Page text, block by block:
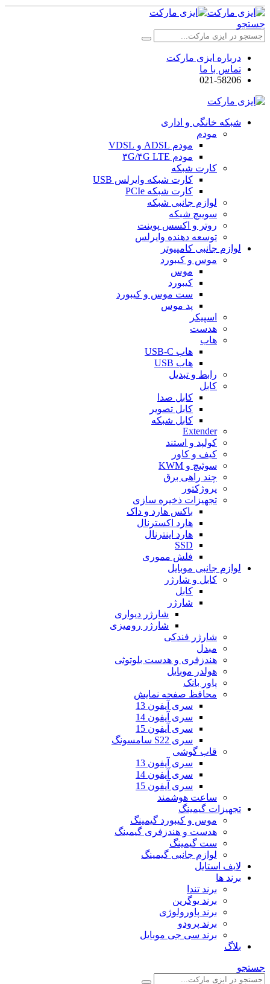
جستجو
درباره ایزی مارکت
تماس با ما
021-58206
شبکه خانگی و اداری
مودم
مودم ADSL و VDSL
مودم ۳G/۴G LTE
کارت شبکه
کارت شبکه وایرلس USB
کارت شبکه PCIe
لوازم جانبی شبکه
سوییچ شبکه
روتر و اکسس پوینت
توسعه دهنده وایرلس
لوازم جانبی کامپیوتر
موس و کیبورد
موس
کیبورد
ست موس و کیبورد
پد موس
اسپیکر
هدست
هاب
هاب USB-C
هاب USB
رابط و تبدیل
کابل
کابل صدا
کابل تصویر
کابل شبکه
Extender
کولپد و استند
کیف و کاور
سوئیچ و KWM
چند راهی برق
پروژکتور
تجهیزات ذخیره سازی
باکس هارد و داک
هارد اکسترنال
هارد اینترنال
SSD
فلش مموری
لوازم جانبی موبایل
کابل و شارژر
کابل
شارژر
شارژر دیواری
شارژر رومیزی
شارژر فندکی
مبدل
هندزفری و هدست بلوتوثی
هولدر موبایل
پاور بانک
محافظ صفحه نمایش
سری آیفون 13
سری آیفون 14
سری آیفون 15
سری S22 سامسونگ
قاب گوشی
سری آیفون 13
سری آیفون 14
سری آیفون 15
ساعت هوشمند
تجهیزات گیمینگ
موس و کیبورد گیمینگ
هدست و هندزفری گیمینگ
ست گیمینگ
لوازم جانبی گیمینگ
لایف استایل
برند ها
برند تندا
برند یوگرین
برند پاورولوژی
برند پرودو
برند سی جی موبایل
بلاگ
جستجو